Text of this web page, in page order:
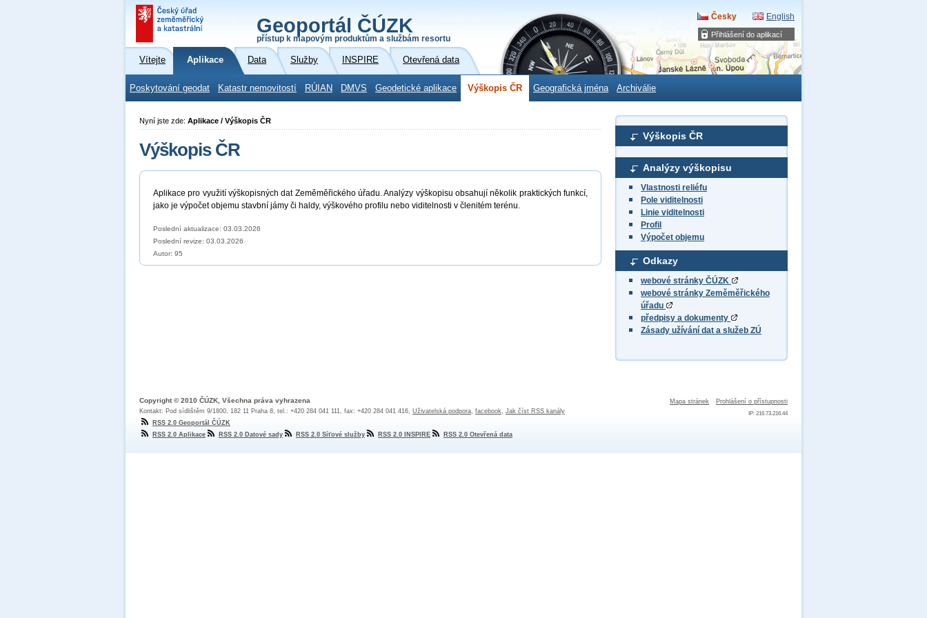
Přihlášení do aplikací
Geoportál ČÚZK
přístup k mapovým produktům a službám resortu
Česky English
Vítejte Aplikace Data Služby INSPIRE Otevřená data
Poskytování geodat Katastr nemovitostí RÚIAN DMVS Geodetické aplikace Výškopis ČR Geografická jména Archiválie
Výškopis ČR
Analýzy výškopisu
Vlastnosti reliéfu
Pole viditelnosti
Linie viditelnosti
Profil
Výpočet objemu
Odkazy
webové stránky ČÚZK
webové stránky Zeměměřického
úřadu
předpisy a dokumenty
Zásady užívání dat a služeb ZÚ
Nyní jste zde: Aplikace / Výškopis ČR
Výškopis ČR
Aplikace pro využití výškopisných dat Zeměměřického úřadu. Analýzy výškopisu obsahují několik praktických funkcí,
jako je výpočet objemu stavbní jámy či haldy, výškového profilu nebo viditelnosti v členitém terénu.
Poslední aktualizace: 03.03.2026
Poslední revize: 03.03.2026
Autor: 95
Mapa stránek Prohlášení o přístupnosti
IP: 216.73.216.44
Copyright © 2010 ČÚZK, Všechna práva vyhrazena
Kontakt: Pod sídlištěm 9/1800, 182 11 Praha 8, tel.: +420 284 041 111, fax: +420 284 041 416, Uživatelská podpora, facebook, Jak číst RSS kanály
RSS 2.0 Geoportál ČÚZK
RSS 2.0 Aplikace
RSS 2.0 Datové sady RSS 2.0 Síťové služby RSS 2.0 INSPIRE RSS 2.0 Otevřená data